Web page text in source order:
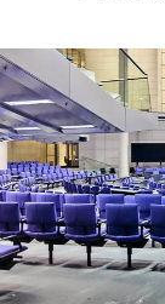
PRESSE
MEDIATHEK